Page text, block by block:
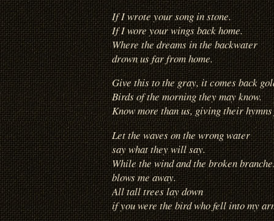
If I wrote your song in stone.
If I wore your wings back home.
Where the dreams in the backwater
drown us far from home.
Give this to the gray, it comes back
Birds of the morning they may know.
Know more than us, giving their
Let the waves on the wrong water
say what they will say.
While the wind and the broken
blows me away.
All tall trees lay down
if you were the bird who fell into my